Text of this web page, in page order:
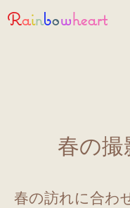
Rainbowheart
春の撮
春の訪れに合わ